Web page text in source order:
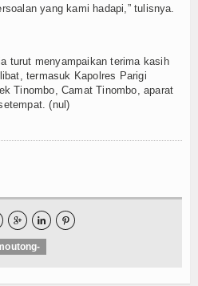
yang kami hadapi,” tulisnya.
turut menyampaikan terima kasih
termasuk Kapolres Parigi
Tinombo, Camat Tinombo, aparat
(nul)
  